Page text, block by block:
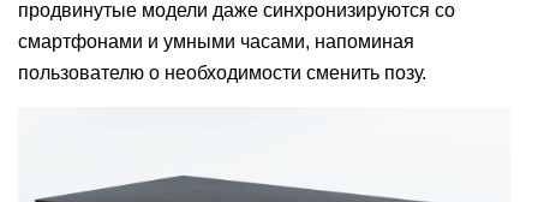
продвинутые модели даже синхронизируются со
смартфонами и умными часами, напоминая
пользователю о необходимости сменить позу.